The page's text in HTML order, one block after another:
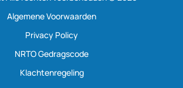
Algemene Voorwaarden
Privacy Policy
NRTO Gedragscode
Klachtenregeling